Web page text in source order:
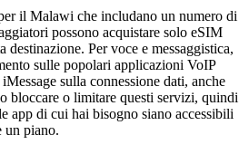
il Malawi che includano un numero di
possono acquistare solo eSIM
destinazione. Per voce e messaggistica,
sulle popolari applicazioni VoIP
sulla connessione dati, anche
bloccare o limitare questi servizi, quindi
app di cui hai bisogno siano accessibili
un piano.